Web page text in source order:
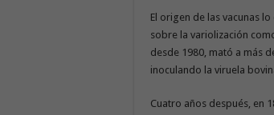
El origen de las vacunas
sobre la variolización
desde 1980, mató a más
inoculando la viruela
Cuatro años después, en